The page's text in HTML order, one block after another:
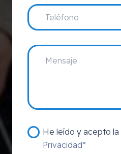
He leído y acepto la
Privacidad*